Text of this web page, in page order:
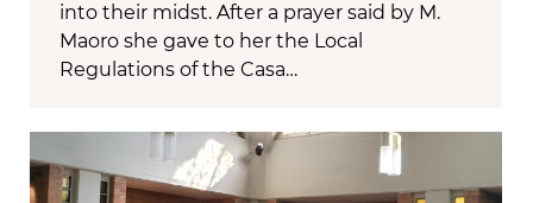
into their midst. After a prayer said by M.
Maoro she gave to her the Local
Regulations of the Casa…